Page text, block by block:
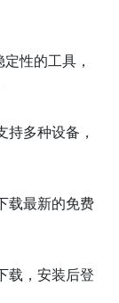
性的工具，
多种设备，
载最新的免费
载，安装后登